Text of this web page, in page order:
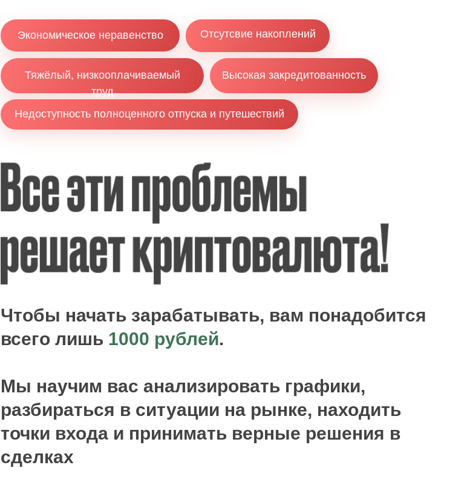
Экономическое неравенство Отсутсвие накоплений
Тяжёлый, низкооплачиваемый
труд
Недоступность полноценного отпуска и путешествий
Высокая закредитованность
Чтобы начать зарабатывать, вам понадобится
всего лишь 1000 рублей.
Мы научим вас анализировать графики,
разбираться в ситуации на рынке, находить
точки входа и принимать верные решения в
сделках